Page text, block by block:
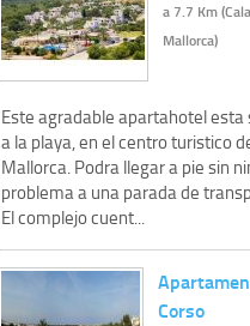
a 7.7 Km
Mallorca)
Este agradable apartahotel
a la playa, en el centro turistico
Mallorca. Podra llegar a pie sin
problema a una parada de
El complejo cuent...
Corso